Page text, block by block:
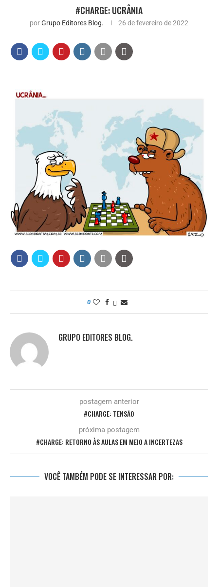
#CHARGE: UCRÂNIA
porGrupo Editores Blog. 26 de fevereiro de 2022
0
GRUPO EDITORES BLOG.
postagem anterior
#CHARGE: TENSÃO
próxima postagem
#CHARGE: RETORNO ÀS AULAS EM MEIO A INCERTEZAS
VOCÊ TAMBÉM PODE SE INTERESSAR POR: